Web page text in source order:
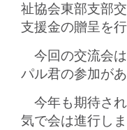
祉協会東部支部
支援金の贈呈を行
今回の交流会
パル君の参加が
今年も期待さ
気で会は進行し